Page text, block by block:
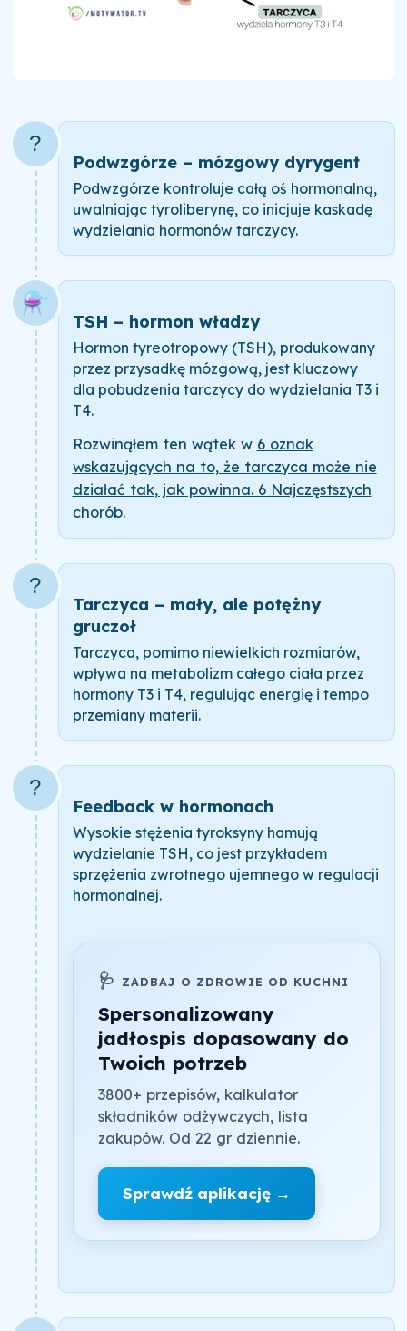
?
Podwzgórze – mózgowy dyrygent
Podwzgórze kontroluje całą oś hormonalną,
uwalniając tyroliberynę, co inicjuje kaskadę
wydzielania hormonów tarczycy.
⚗️
TSH – hormon władzy
Hormon tyreotropowy (TSH), produkowany
przez przysadkę mózgową, jest kluczowy
dla pobudzenia tarczycy do wydzielania T3 i
T4.
Rozwinąłem ten wątek w 6 oznak
wskazujących na to, że tarczyca może nie
działać tak, jak powinna. 6 Najczęstszych
chorób.
?
Tarczyca – mały, ale potężny
gruczoł
Tarczyca, pomimo niewielkich rozmiarów,
wpływa na metabolizm całego ciała przez
hormony T3 i T4, regulując energię i tempo
przemiany materii.
?
Feedback w hormonach
Wysokie stężenia tyroksyny hamują
wydzielanie TSH, co jest przykładem
sprzężenia zwrotnego ujemnego w regulacji
hormonalnej.
🩺 ZADBAJ O ZDROWIE OD KUCHNI
Spersonalizowany
jadłospis dopasowany do
Twoich potrzeb
3800+ przepisów, kalkulator
składników odżywczych, lista
zakupów. Od 22 gr dziennie.
Sprawdź aplikację →